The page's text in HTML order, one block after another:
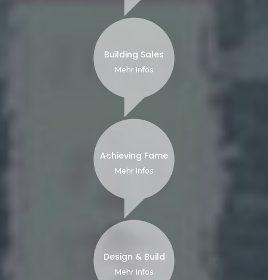
Building Sales
Mehr Infos
Achieving Fame
Mehr Infos
Design & Build
Mehr Infos